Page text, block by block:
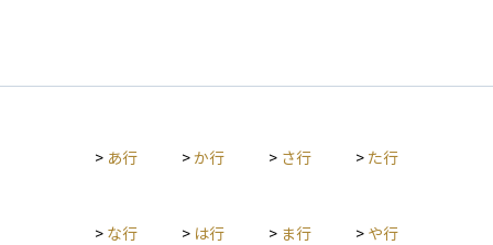
> あ行 >か行 > さ行 > た行
> な行 > は行 > ま行 > や行